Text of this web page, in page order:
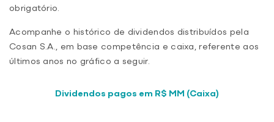
obrigatório.
Acompanhe o histórico de dividendos distribuídos pela
Cosan S.A., em base competência e caixa, referente aos
últimos anos no gráfico a seguir.
Dividendos pagos em R$ MM (Caixa)